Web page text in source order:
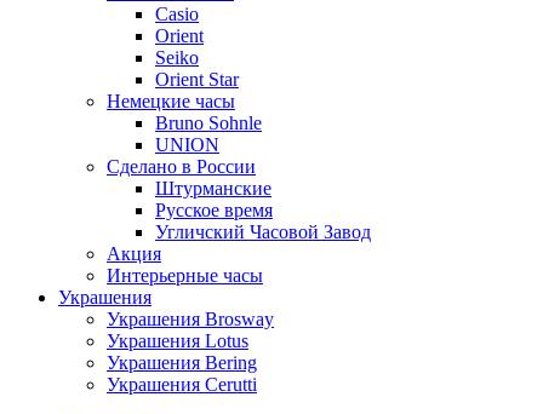
Casio
Orient
Seiko
Orient Star
Немецкие часы
Bruno Sohnle
UNION
Сделано в России
Штурманские
Русское время
Угличский Часовой Завод
Акция
Интерьерные часы
Украшения
Украшения Brosway
Украшения Lotus
Украшения Bering
Украшения Cerutti